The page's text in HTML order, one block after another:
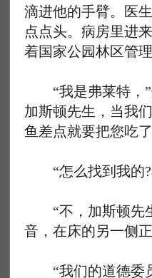
滴进他的手臂。医
点点头。病房里进
着国家公园林区管
“我是弗莱特，”
加斯顿先生，当我
鱼差点就要把您吃
“怎么找到我的?
“不，加斯顿先
音，在床的另一侧
“我们的道德委